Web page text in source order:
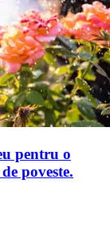
pentru o
poveste.